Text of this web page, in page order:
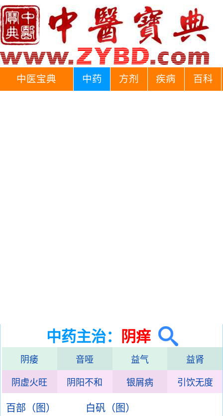
中医宝典 中药 方剂 疾病 百科
中药主治： 阴痒
阴痿 音哑 益气 益肾
阴虚火旺 阴阳不和 银屑病 引饮无度
百部（图）
白矾（图）